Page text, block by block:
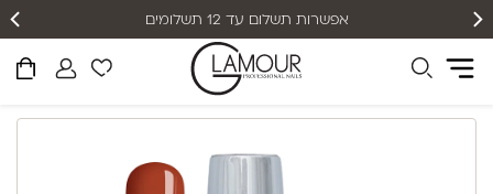
אפשרות תשלום עד 12 תשלומים